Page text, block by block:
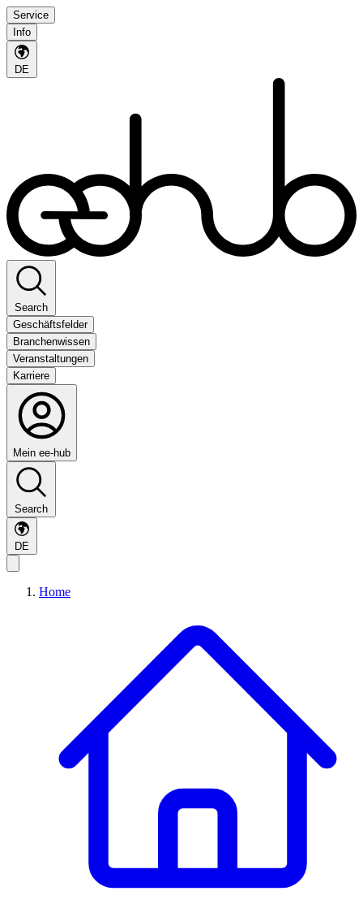
Service
Info
DE
Search
Geschäftsfelder
Branchenwissen
Veranstaltungen
Karriere
Mein ee-hub
Search
DE
Home